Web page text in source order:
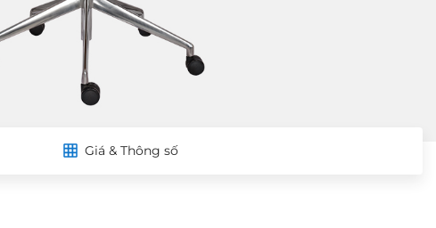
Giá & Thông số